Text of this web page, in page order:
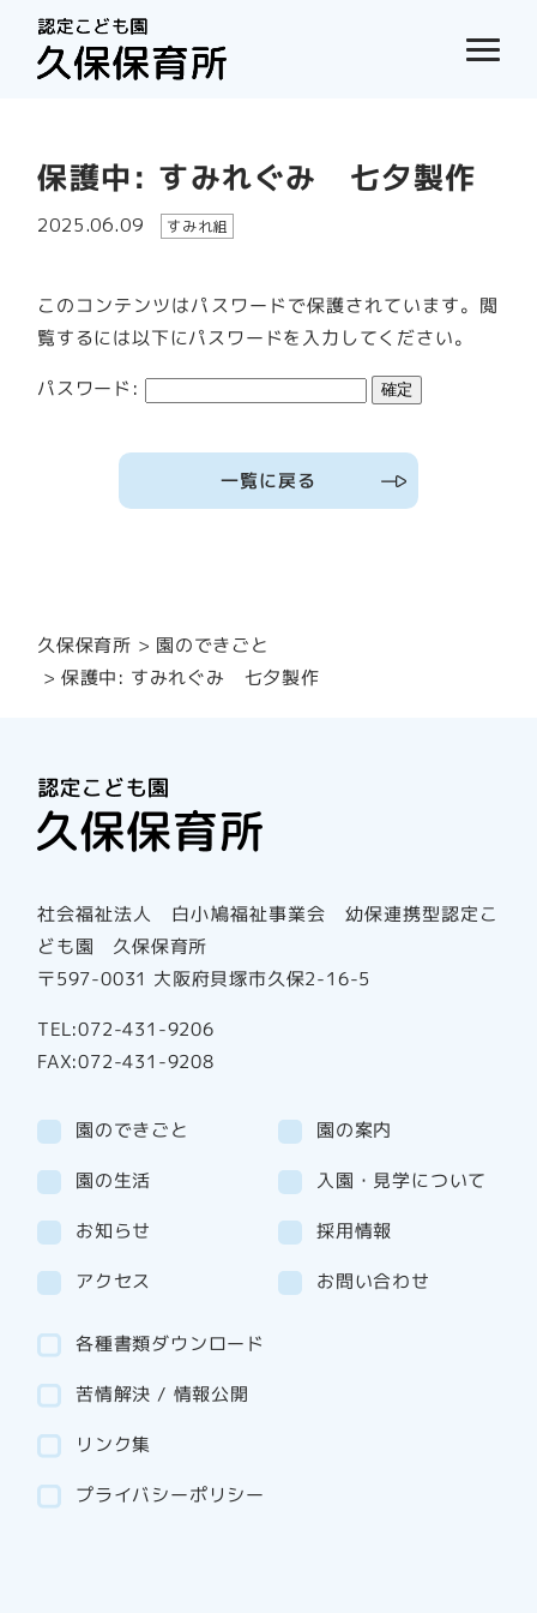
保護中: すみれぐみ 七夕製作
2025.06.09 すみれ組
このコンテンツはパスワードで保護されています。閲
覧するには以下にパスワードを入力してください。
パスワード:
一覧に戻る
久保保育所 園のできごと
保護中: すみれぐみ 七夕製作
社会福祉法人 白小鳩福祉事業会 幼保連携型認定こ
ども園 久保保育所
〒597-0031 大阪府貝塚市久保2-16-5
TEL:072-431-9206
FAX:072-431-9208
園のできごと 園の案内
園の生活 入園・見学について
お知らせ
採用情報
アクセス
お問い合わせ
各種書類ダウンロード
苦情解決 / 情報公開
リンク集
プライバシーポリシー